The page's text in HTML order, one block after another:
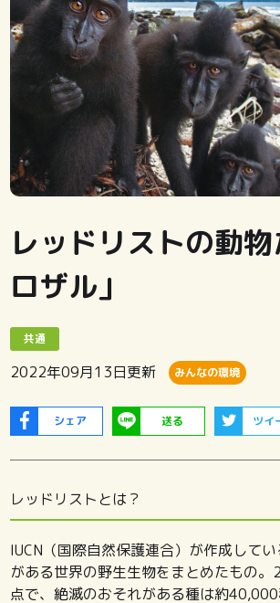
レッドリストの動
ロザル」
共通
2022年09月13日更新 みんなの環境
シェア 送る ツイ
レッドリストとは？
IUCN（国際自然保護連合）が作成して
がある世界の野生生物をまとめたもの
点で、絶滅のおそれがある種は約